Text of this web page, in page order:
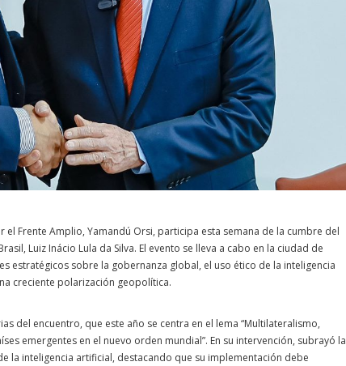
Frente Amplio, Yamandú Orsi, participa esta semana de la cumbre del
Luiz Inácio Lula da Silva. El evento se lleva a cabo en la ciudad de
estratégicos sobre la gobernanza global, el uso ético de la inteligencia
creciente polarización geopolítica.
del encuentro, que este año se centra en el lema “Multilateralismo,
emergentes en el nuevo orden mundial”. En su intervención, subrayó la
la inteligencia artificial, destacando que su implementación debe